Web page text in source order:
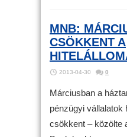
MNB:
CSÖKKENT A
2013-04-30 0
Márciusban a
pénzügyi vállalatok
csökkent – közölte